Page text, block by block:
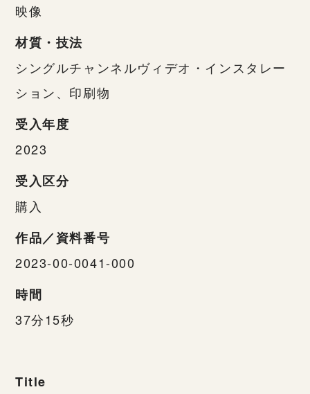
映像
材質・技法
シングルチャンネルヴィデオ・インスタレー
ション、印刷物
受入年度
2023
受入区分
購入
作品／資料番号
2023-00-0041-000
時間
37分15秒
Title